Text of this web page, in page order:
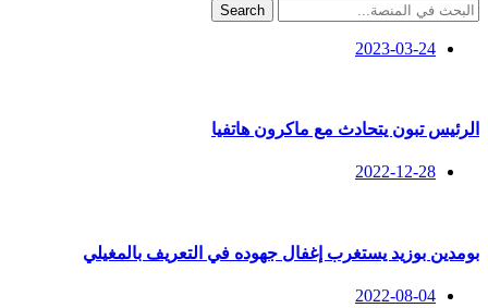
Search
2023-03-24
الرئيس تبون يتحادث مع ماكرون هاتفيا
2022-12-28
بومدين بوزيد يستغرب إغفال جهوده في التعريف بالمغيلي
2022-08-04